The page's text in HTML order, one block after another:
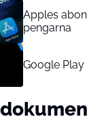
Apples
pengarna
Google